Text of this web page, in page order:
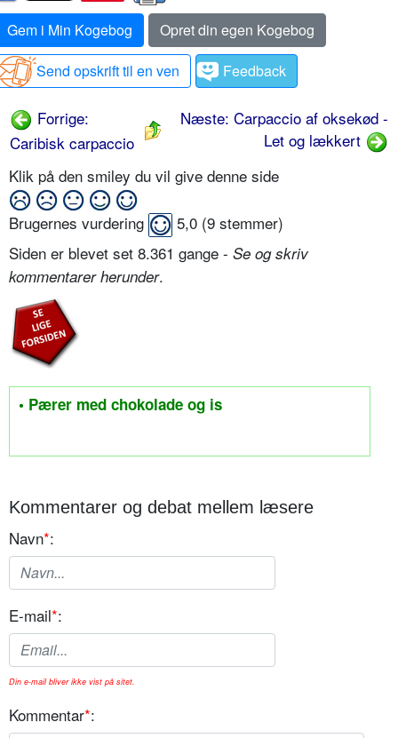
Gem i Min Kogebog
Opret din egen Kogebog
Send opskrift til en ven
Feedback
Forrige:
Caribisk carpaccio
Næste: Carpaccio af oksekød -
Let og lækkert
Klik på den smiley du vil give denne side
Brugernes vurdering 5,0 (9 stemmer)
Siden er blevet set 8.361 gange - Se og skriv
kommentarer herunder.
• Pærer med chokolade og is
Kommentarer og debat mellem læsere
Navn*:
E-mail*:
Din e-mail bliver ikke vist på sitet.
Kommentar*: